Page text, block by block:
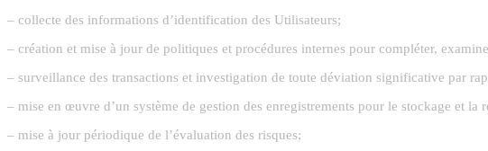
– collecte des informations d’identification des Utilisateurs;
– création et mise à jour de politiques et procédures internes pour compléter,
– surveillance des transactions et investigation de toute déviation significative par
– mise en œuvre d’un système de gestion des enregistrements pour le stockage et
– mise à jour périodique de l’évaluation des risques;